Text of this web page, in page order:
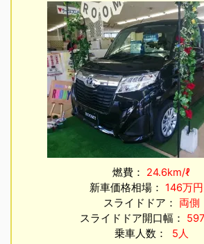
燃費： 24.6km/ℓ
新車価格相場： 146万円
スライドドア： 両側
スライドドア開口幅：
乗車人数： 5人